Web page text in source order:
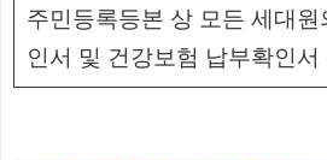
주민등록등본 상 모든 세대
인서 및 건강보험 납부확인서